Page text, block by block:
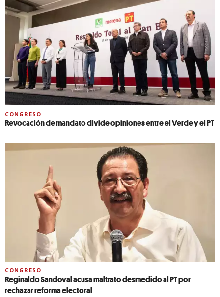
CONGRESO
Revocación de mandato divide opiniones entre el Verde y el PT
CONGRESO
Reginaldo Sandoval acusa maltrato desmedido al PT por
rechazar reforma electoral